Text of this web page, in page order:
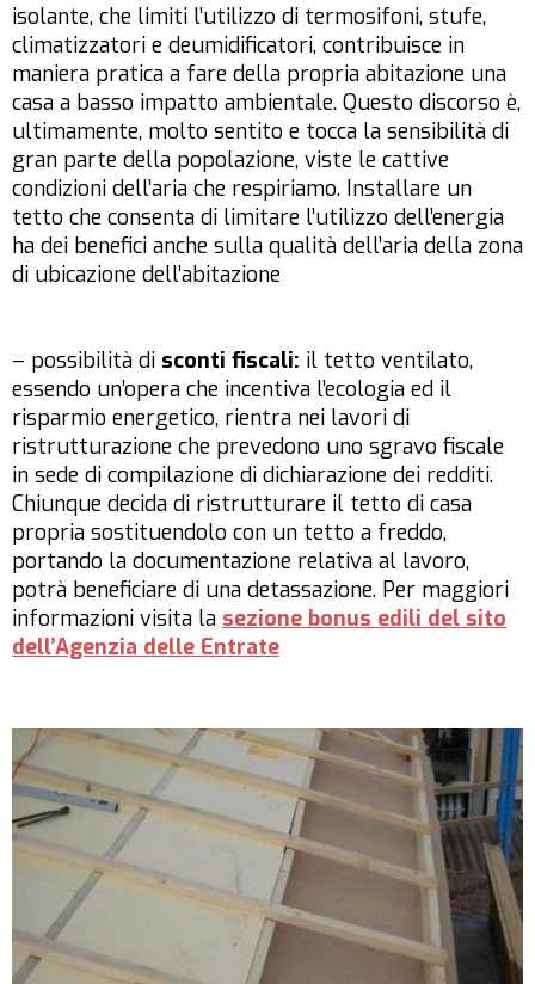
isolante, che limiti l’utilizzo di termosifoni, stufe,
climatizzatori e deumidificatori, contribuisce in
maniera pratica a fare della propria abitazione una
casa a basso impatto ambientale. Questo discorso è,
ultimamente, molto sentito e tocca la sensibilità di
gran parte della popolazione, viste le cattive
condizioni dell’aria che respiriamo. Installare un
tetto che consenta di limitare l’utilizzo dell’energia
ha dei benefici anche sulla qualità dell’aria della zona
di ubicazione dell’abitazione
– possibilità di sconti fiscali: il tetto ventilato,
essendo un’opera che incentiva l’ecologia ed il
risparmio energetico, rientra nei lavori di
ristrutturazione che prevedono uno sgravo fiscale
in sede di compilazione di dichiarazione dei redditi.
Chiunque decida di ristrutturare il tetto di casa
propria sostituendolo con un tetto a freddo,
portando la documentazione relativa al lavoro,
potrà beneficiare di una detassazione. Per maggiori
informazioni visita la sezione bonus edili del sito
dell’Agenzia delle Entrate